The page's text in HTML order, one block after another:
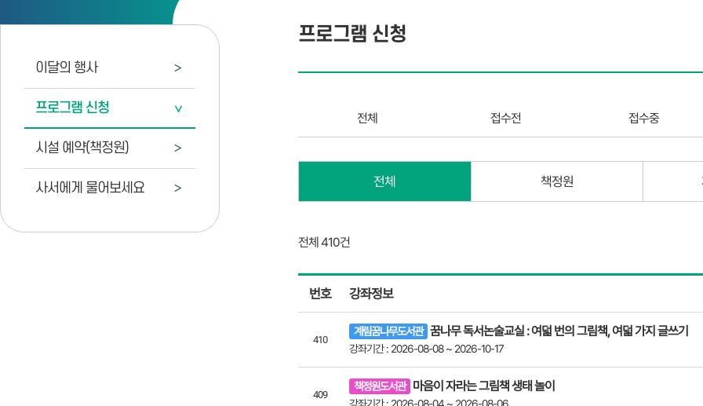
이달의 행사
프로그램 신청
시설 예약(책정원)
사서에게 물어보세요
프로그램 신청
전체 접수전 접수중
전체 책정원
전체 410건
번호 강좌정보
410
계림꿈나무도서관 꿈나무 독서논술교실 : 여덟 번의 그림책, 여덟 가지 글쓰기
강좌기간 : 2026-08-08 ~ 2026-10-17
409
책정원도서관 마음이 자라는 그림책 생태 놀이